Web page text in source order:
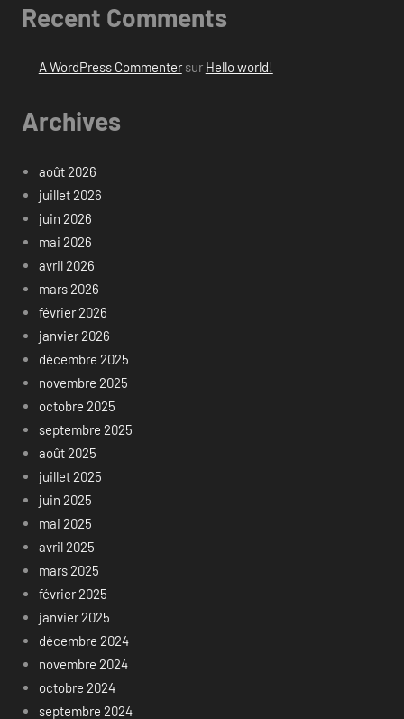
Recent Comments
A WordPress Commentersur Hello world!
Archives
août 2026
juillet 2026
juin 2026
mai 2026
avril 2026
mars 2026
février 2026
janvier 2026
décembre 2025
novembre 2025
octobre 2025
septembre 2025
août 2025
juillet 2025
juin 2025
mai 2025
avril 2025
mars 2025
février 2025
janvier 2025
décembre 2024
novembre 2024
octobre 2024
septembre 2024